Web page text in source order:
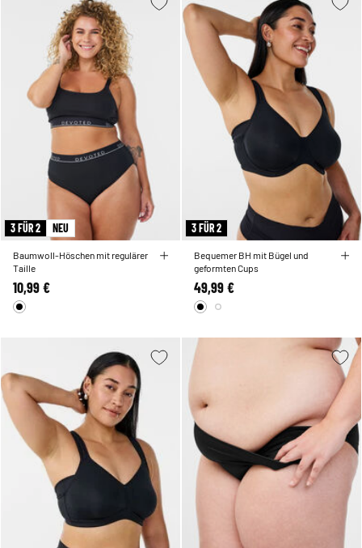
3 FÜR 2 NEU
Baumwoll-Höschen mit regulärer
Taille
10,99 €
3 FÜR 2
Bequemer BH mit Bügel und
geformten Cups
49,99 €